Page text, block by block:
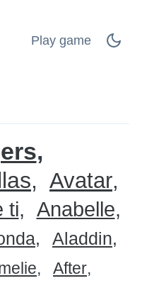
Play game
Avatar
ti Anabelle
Aladdin
After